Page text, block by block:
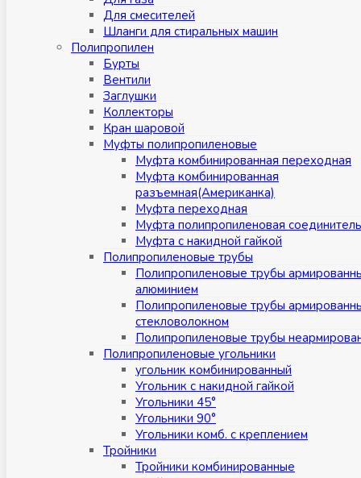
Для смесителей
Шланги для стиральных машин
Полипропилен
Бурты
Вентили
Заглушки
Коллекторы
Кран шаровой
Муфты полипропиленовые
Муфта комбинированная переходная
Муфта комбинированная
разъемная(Американка)
Муфта переходная
Муфта полипропиленовая
Муфта с накидной гайкой
Полипропиленовые трубы
Полипропиленовые трубы
алюминием
Полипропиленовые трубы
стекловолокном
Полипропиленовые трубы
Полипропиленовые угольники
угольник комбинированный
Угольник с накидной гайкой
Угольники 45°
Угольники 90°
Угольники комб. с креплением
Тройники
Тройники комбинированные